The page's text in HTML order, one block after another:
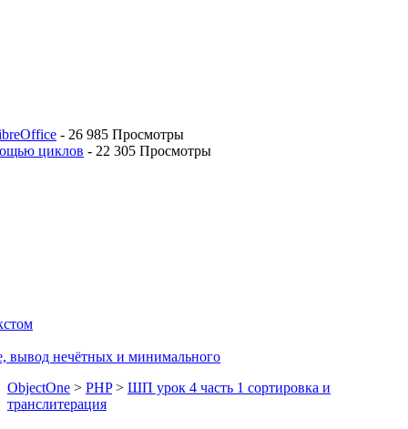
- 26 985 Просмотры
циклов - 22 305 Просмотры
вывод нечётных и минимального
ObjectOne > PHP> ШП урок 4 часть 1 сортировка и
транслитерация